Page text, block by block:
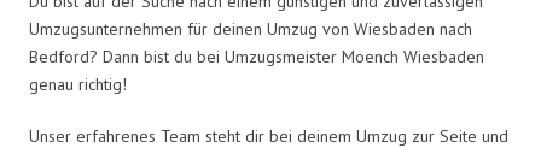
Umzugsunternehmen für deinen Umzug von Wiesbaden nach
Bedford? Dann bist du bei Umzugsmeister Moench Wiesbaden
genau richtig!
Unser erfahrenes Team steht dir bei deinem Umzug zur Seite und